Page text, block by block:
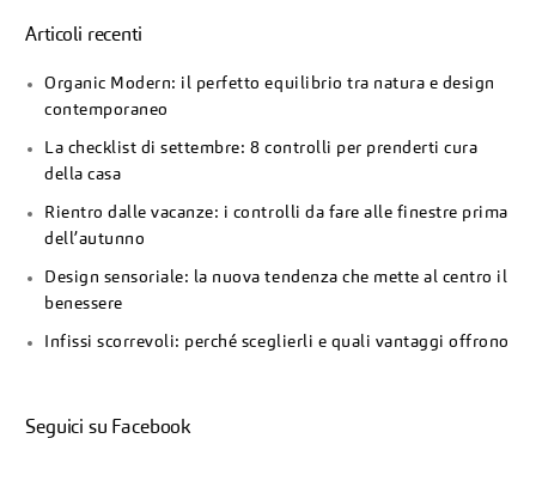
Articoli recenti
Organic Modern: il perfetto equilibrio tra natura e design
contemporaneo
La checklist di settembre: 8 controlli per prenderti cura
della casa
Rientro dalle vacanze: i controlli da fare alle finestre prima
dell’autunno
Design sensoriale: la nuova tendenza che mette al centro il
benessere
Infissi scorrevoli: perché sceglierli e quali vantaggi offrono
Seguici su Facebook